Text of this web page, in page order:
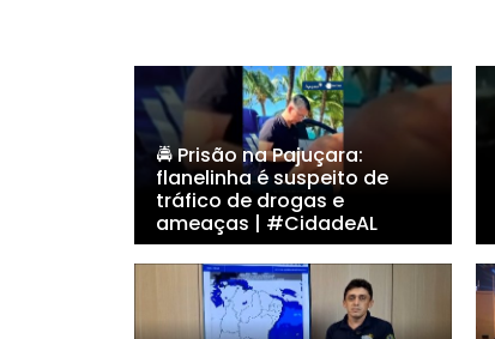
🚔 Prisão na Pajuçara:
flanelinha é suspeito de
tráfico de drogas e
ameaças | #CidadeAL